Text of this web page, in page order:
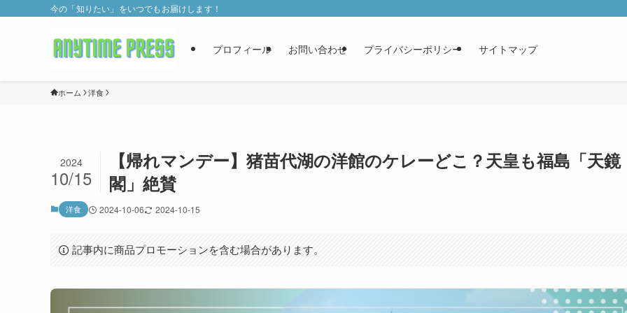
今の「知りたい」をいつでもお届けします！
プロフィール お問い合わせ プライバシーポリシー サイトマップ
ホーム 洋食
【帰れマンデー】猪苗代湖の洋館のケレーどこ？天皇も福島「天鏡
閣」絶賛
2024
10/15
洋食 2024-10-06 2024-10-15
記事内に商品プロモーションを含む場合があります。